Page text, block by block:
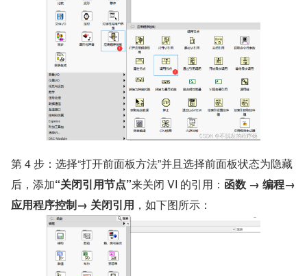
​第 4 步：选择“打开前面板方法”并且选择前面板状态为隐藏
后，添加“关闭引用节点”来关闭 VI 的引用： 函数 → 编程→
应用程序控制→ 关闭引用 ，如下图所示：